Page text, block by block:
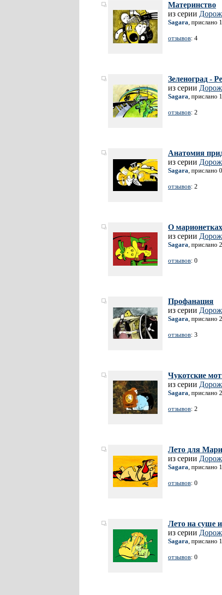
Материнство
из серии
Sagara, прислано
отзывов: 4
Зеленоград -
из серии
Sagara, прислано
отзывов: 2
Анатомия
из серии
Sagara, прислано
отзывов: 2
О марионетках
из серии
Sagara, прислано
отзывов: 0
Профанация
из серии
Sagara, прислано
отзывов: 3
Чукотские
из серии
Sagara, прислано
отзывов: 2
Лето для
из серии
Sagara, прислано
отзывов: 0
Лето на суше
из серии
Sagara, прислано
отзывов: 0